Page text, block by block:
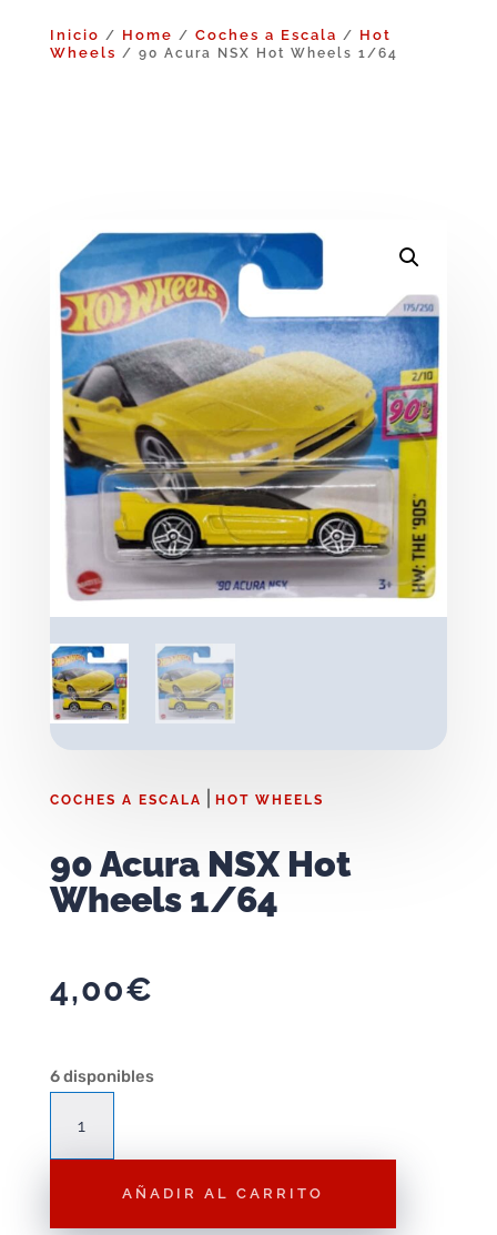
Inicio / Home / Coches a Escala / Hot
Wheels / 90 Acura NSX Hot Wheels 1/64
COCHES A ESCALA HOT WHEELS
90 Acura NSX Hot
Wheels 1/64
4,00€
6 disponibles
Acura
NSX
AÑADIR AL CARRITO